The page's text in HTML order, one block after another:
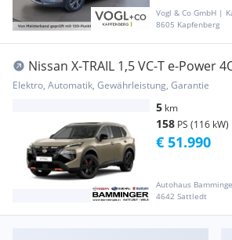
Vogl & Co GmbH |
8605 Kapfenberg
Nissan X-TRAIL 1,5 VC-T e-Power
N-Trek
Elektro, Automatik, Gewährleistung, Garantie
5 km
158 PS (116 kW)
Autohaus
4642 Sattledt
€ 51.990